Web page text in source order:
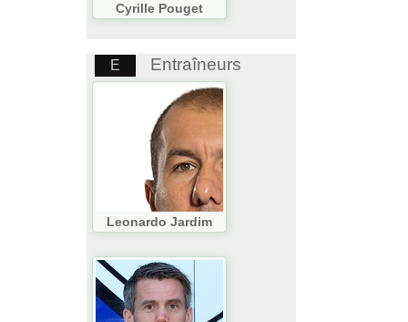
Cyrille Pouget
E Entraîneurs
Leonardo Jardim